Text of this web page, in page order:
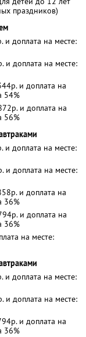
праздников)
доплата на месте:
доплата на месте:
и доплата на
54%
и доплата на
56%
доплата на месте:
доплата на месте:
и доплата на
36%
и доплата на
36%
на месте:
доплата на месте:
доплата на месте:
и доплата на
36%